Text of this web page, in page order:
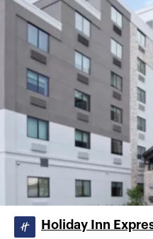
Holiday Inn